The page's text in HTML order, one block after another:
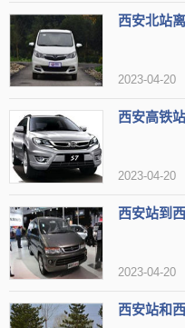
西安北站
2023-04-20
西安高铁
2023-04-20
西安站到
2023-04-20
西安站和